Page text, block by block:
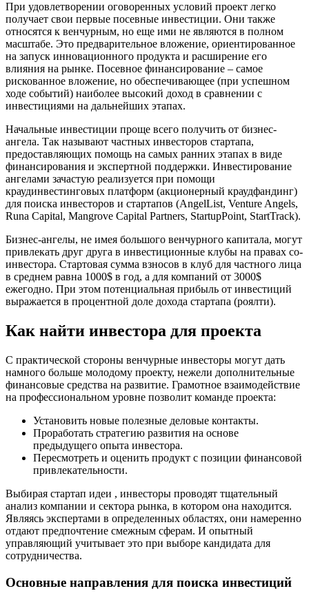
При удовлетворении оговоренных условий проект легко
получает свои первые посевные инвестиции. Они также
относятся к венчурным, но еще ими не являются в полном
масштабе. Это предварительное вложение, ориентированное
на запуск инновационного продукта и расширение его
влияния на рынке. Посевное финансирование – самое
рискованное вложение, но обеспечивающее (при успешном
ходе событий) наиболее высокий доход в сравнении с
инвестициями на дальнейших этапах.
Начальные инвестиции проще всего получить от бизнес-
ангела. Так называют частных инвесторов стартапа,
предоставляющих помощь на самых ранних этапах в виде
финансирования и экспертной поддержки. Инвестирование
ангелами зачастую реализуется при помощи
краудинвестинговых платформ (акционерный краудфандинг)
для поиска инвесторов и стартапов (AngelList, Venture Angels,
Runa Capital, Mangrove Capital Partners, StartupPoint, StartTrack).
Бизнес-ангелы, не имея большого венчурного капитала, могут
привлекать друг друга в инвестиционные клубы на правах со-
инвестора. Стартовая сумма взносов в клуб для частного лица
в среднем равна 1000$ в год, а для компаний от 3000$
ежегодно. При этом потенциальная прибыль от инвестиций
выражается в процентной доле дохода стартапа (роялти).
Как найти инвестора для проекта
С практической стороны венчурные инвесторы могут дать
намного больше молодому проекту, нежели дополнительные
финансовые средства на развитие. Грамотное взаимодействие
на профессиональном уровне позволит команде проекта:
Установить новые полезные деловые контакты.
Проработать стратегию развития на основе
предыдущего опыта инвестора.
Пересмотреть и оценить продукт с позиции финансовой
привлекательности.
Выбирая стартап идеи , инвесторы проводят тщательный
анализ компании и сектора рынка, в котором она находится.
Являясь экспертами в определенных областях, они намеренно
отдают предпочтение смежным сферам. И опытный
управляющий учитывает это при выборе кандидата для
сотрудничества.
Основные направления для поиска инвестиций